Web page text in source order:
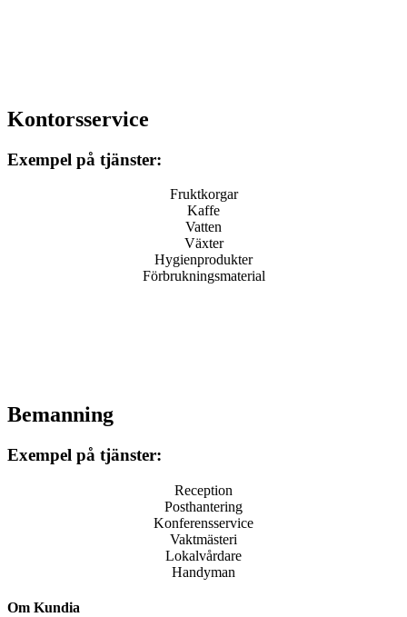
Kontorsservice
Exempel på tjänster:
Fruktkorgar
Kaffe
Vatten
Växter
Hygienprodukter
Förbrukningsmaterial
Bemanning
Exempel på tjänster:
Reception
Posthantering
Konferensservice
Vaktmästeri
Lokalvårdare
Handyman
Om Kundia